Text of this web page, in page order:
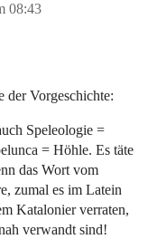
08:43
der Vorgeschichte:
Speleologie =
= Höhle. Es täte
das Wort vom
zumal es im Latein
Katalonier verraten,
verwandt sind!